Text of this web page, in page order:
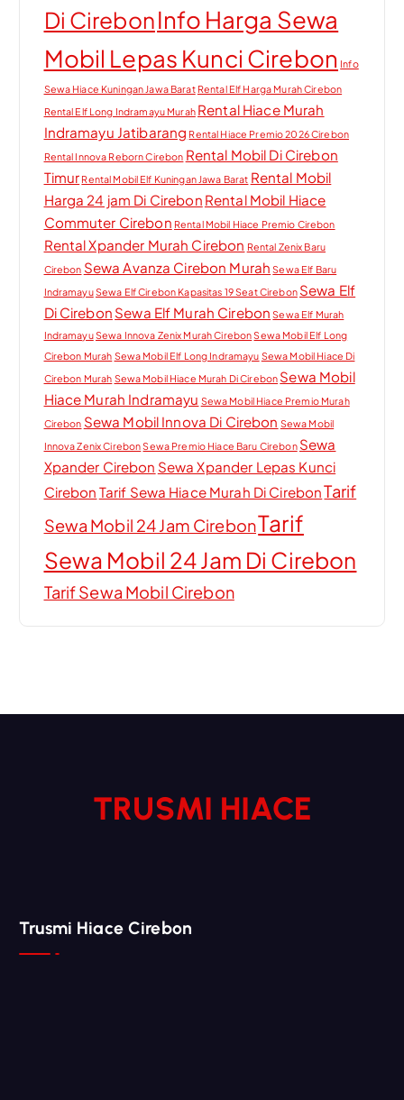
Di CirebonInfo Harga Sewa
Mobil Lepas Kunci Cirebon Info
Sewa Hiace Kuningan Jawa Barat Rental Elf Harga Murah Cirebon
Rental Elf Long Indramayu Murah Rental Hiace Murah
Indramayu Jatibarang Rental Hiace Premio 2026 Cirebon
Rental Innova Reborn Cirebon Rental Mobil Di Cirebon
Timur Rental Mobil Elf Kuningan Jawa Barat Rental Mobil
Harga 24 jam Di Cirebon Rental Mobil Hiace
Commuter Cirebon Rental Mobil Hiace Premio Cirebon
Rental Xpander Murah Cirebon Rental Zenix Baru
Cirebon Sewa Avanza Cirebon Murah Sewa Elf Baru
IndramayuSewa Elf Cirebon Kapasitas 19 Seat Cirebon Sewa Elf
Di Cirebon Sewa Elf Murah Cirebon Sewa Elf Murah
IndramayuSewa Innova Zenix Murah CirebonSewa Mobil Elf Long
Cirebon Murah Sewa Mobil Elf Long Indramayu Sewa Mobil Hiace Di
Cirebon Murah Sewa Mobil Hiace Murah Di Cirebon Sewa Mobil
Hiace Murah Indramayu Sewa Mobil Hiace Premio Murah
Cirebon Sewa Mobil Innova Di Cirebon Sewa Mobil
Innova Zenix CirebonSewa Premio Hiace Baru Cirebon Sewa
Xpander Cirebon Sewa Xpander Lepas Kunci
Cirebon Tarif Sewa Hiace Murah Di CirebonTarif
Sewa Mobil 24 Jam CirebonTarif
Sewa Mobil 24 Jam Di Cirebon
Tarif Sewa Mobil Cirebon
TRUSMI HIACE
Trusmi Hiace Cirebon